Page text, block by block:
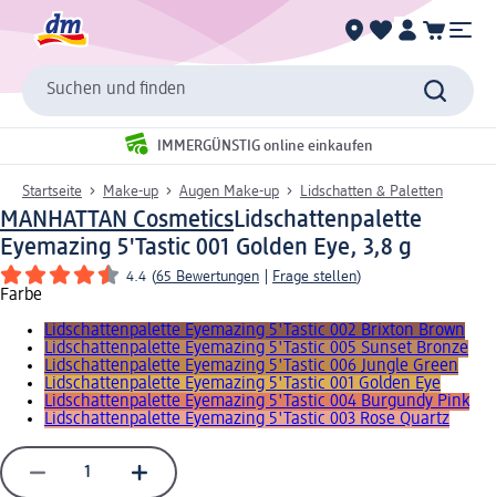
Suchen und finden
IMMERGÜNSTIG online einkaufen
Startseite Make-up Augen Make-up Lidschatten & Paletten
MANHATTAN CosmeticsLidschattenpalette
Eyemazing 5'Tastic 001 Golden Eye, 3,8 g
4.4 (65 Bewertungen Frage stellen)
Farbe
Lidschattenpalette Eyemazing 5'Tastic 002 Brixton Brown
Lidschattenpalette Eyemazing 5'Tastic 005 Sunset Bronze
Lidschattenpalette Eyemazing 5'Tastic 006 Jungle Green
Lidschattenpalette Eyemazing 5'Tastic 001 Golden Eye
Lidschattenpalette Eyemazing 5'Tastic 004 Burgundy Pink
Lidschattenpalette Eyemazing 5'Tastic 003 Rose Quartz